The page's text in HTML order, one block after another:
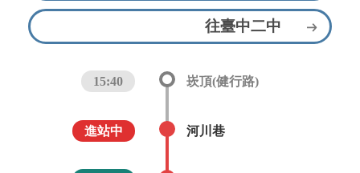
往臺中二中
15:40 崁頂(健行路)
進站中 河川巷